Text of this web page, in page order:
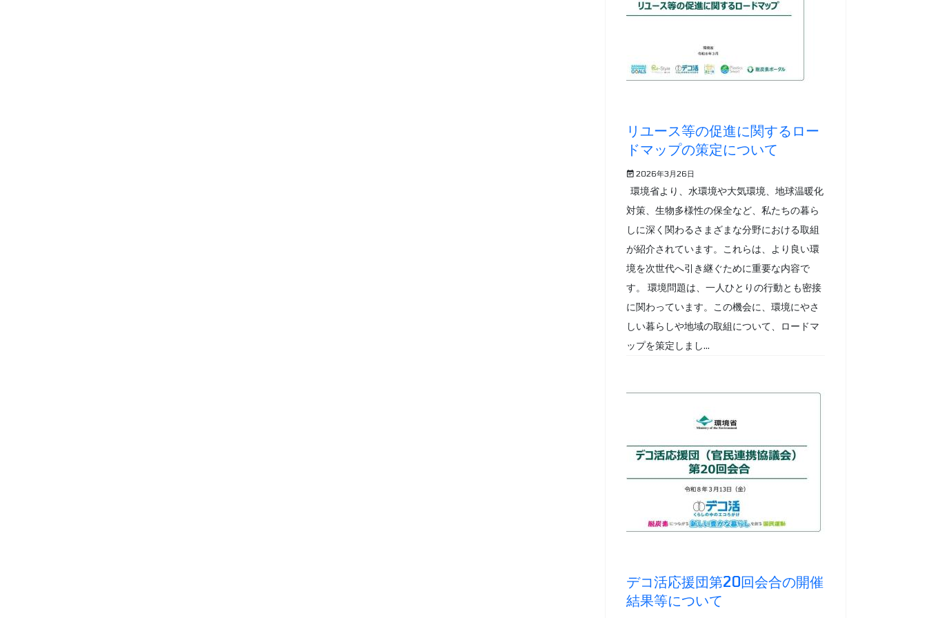
リユース等の促進に関するロー
ドマップの策定について
2026年3月26日
環境省より、水環境や大気環境、地球温暖化
対策、生物多様性の保全など、私たちの暮ら
しに深く関わるさまざまな分野における取組
が紹介されています。これらは、より良い環
境を次世代へ引き継ぐために重要な内容で
す。 環境問題は、一人ひとりの行動とも密接
に関わっています。この機会に、環境にやさ
しい暮らしや地域の取組について、ロードマ
ップを策定しまし...
デコ活応援団第20回会合の開催
結果等について